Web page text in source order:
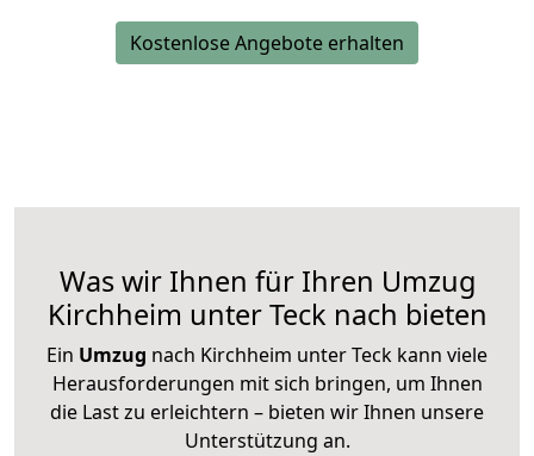
Kostenlose Angebote erhalten
Was wir Ihnen für Ihren Umzug
Kirchheim unter Teck nach bieten
Ein Umzug nach Kirchheim unter Teck kann viele
Herausforderungen mit sich bringen, um Ihnen
die Last zu erleichtern – bieten wir Ihnen unsere
Unterstützung an.